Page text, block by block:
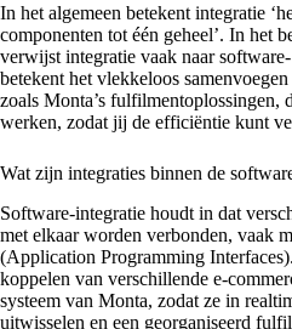
In het algemeen betekent integratie
componenten tot één geheel’. In het
verwijst integratie vaak naar
betekent het vlekkeloos
zoals Monta’s fulfilmentoplossingen,
werken, zodat jij de efficiëntie kunt
Wat zijn integraties binnen de
Software-integratie houdt in dat
met elkaar worden verbonden, vaak
(Application Programming
koppelen van verschillende e-
systeem van Monta, zodat ze in
uitwisselen en een georganiseerd